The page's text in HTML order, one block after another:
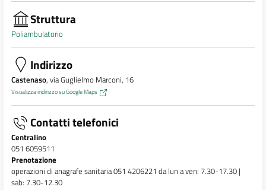
Struttura
Poliambulatorio
Indirizzo
Castenaso, via Guglielmo Marconi, 16
Visualizza indirizzo su Google Maps
Contatti telefonici
Centralino
051 6059511
Prenotazione
operazioni di anagrafe sanitaria 051 4206221 da lun a ven: 7.30-17.30 |
sab: 7.30-12.30